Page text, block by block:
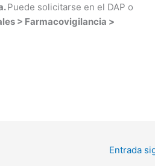
Puede solicitarse en el DAP o
> Farmacovigilancia >
Entrada